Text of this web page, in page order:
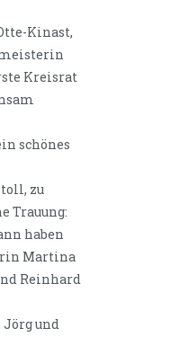
Kinast,
Kreisrat
schönes
zu
Trauung:
haben
Martina
Reinhard
und